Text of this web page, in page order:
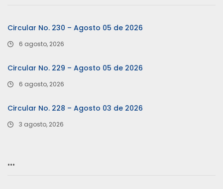
Circular No. 230 – Agosto 05 de 2026
6 agosto, 2026
Circular No. 229 – Agosto 05 de 2026
6 agosto, 2026
Circular No. 228 – Agosto 03 de 2026
3 agosto, 2026
…